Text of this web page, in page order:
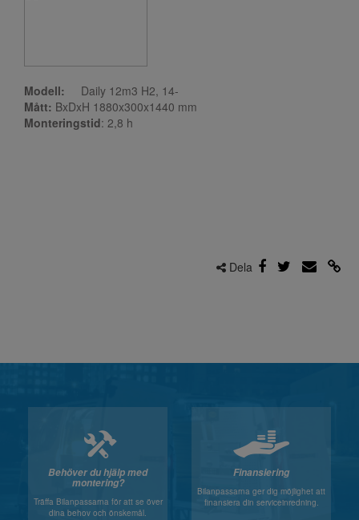
Modell:
Daily 12m3 H2, 14-
Mått: BxDxH 1880x300x1440 mm
Monteringstid: 2,8 h
Dela
Behöver du hjälp med
montering?
Träffa Bilanpassarna för att se över
dina behov och önskemål.
Finansiering
Bilanpassarna ger dig möjlighet att
finansiera din serviceinredning.